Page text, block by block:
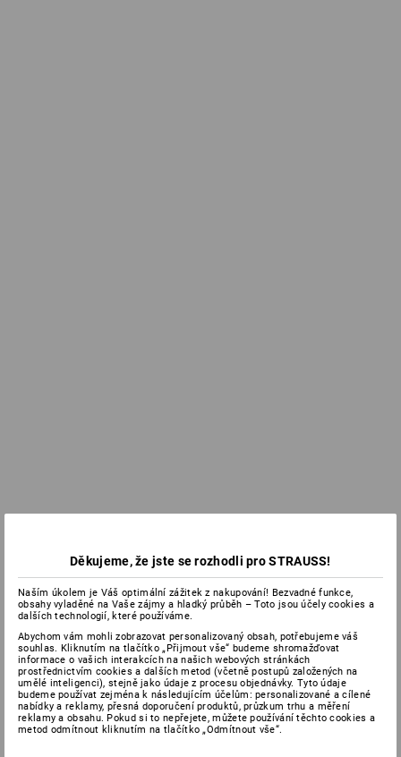
Děkujeme, že jste se rozhodli pro STRAUSS!
Naším úkolem je Váš optimální zážitek z nakupování! Bezvadné funkce,
obsahy vyladěné na Vaše zájmy a hladký průběh – Toto jsou účely cookies a
dalších technologií, které používáme.
Abychom vám mohli zobrazovat personalizovaný obsah, potřebujeme váš
souhlas. Kliknutím na tlačítko „Přijmout vše“ budeme shromažďovat
informace o vašich interakcích na našich webových stránkách
prostřednictvím cookies a dalších metod (včetně postupů založených na
umělé inteligenci), stejně jako údaje z procesu objednávky. Tyto údaje
budeme používat zejména k následujícím účelům: personalizované a cílené
nabídky a reklamy, přesná doporučení produktů, průzkum trhu a měření
reklamy a obsahu. Pokud si to nepřejete, můžete používání těchto cookies a
metod odmítnout kliknutím na tlačítko „Odmítnout vše“.